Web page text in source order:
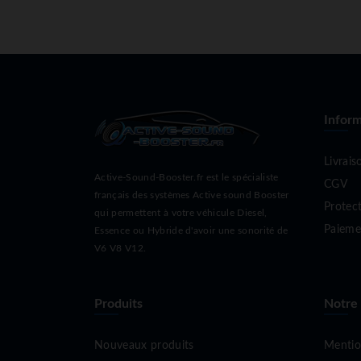
Active-Sound-Booster.fr est le spécialiste
français des systèmes Active sound Booster
qui permettent à votre véhicule Diesel,
Essence ou Hybride d'avoir une sonorité de
V6 V8 V12.
CGV
Produits
Nouveaux produits
Notre